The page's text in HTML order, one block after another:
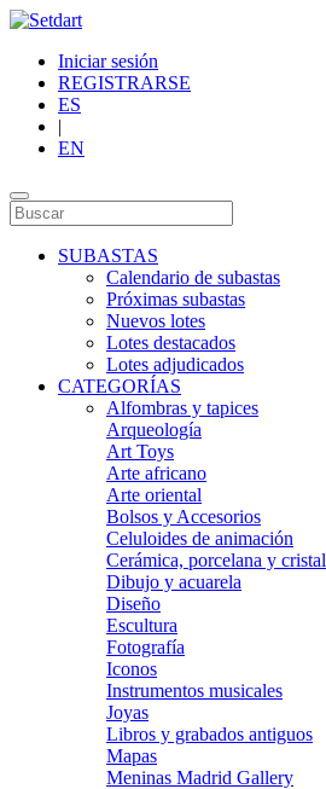
Iniciar sesión
REGISTRARSE
ES
|
EN
SUBASTAS
Calendario de subastas
Próximas subastas
Nuevos lotes
Lotes destacados
Lotes adjudicados
CATEGORÍAS
Alfombras y tapices
Arqueología
Art Toys
Arte africano
Arte oriental
Bolsos y Accesorios
Celuloides de animación
Cerámica, porcelana y cristal
Dibujo y acuarela
Diseño
Escultura
Fotografía
Iconos
Instrumentos musicales
Joyas
Libros y grabados antiguos
Mapas
Meninas Madrid Gallery